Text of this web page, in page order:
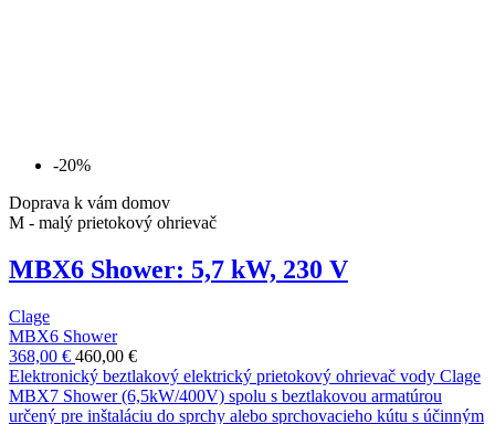
-20%
Doprava k vám domov
M - malý prietokový ohrievač
MBX6 Shower: 5,7 kW, 230 V
Clage
MBX6 Shower
368,00 € 460,00 €
Elektronický beztlakový elektrický prietokový ohrievač vody Clage
MBX7 Shower (6,5kW/400V) spolu s beztlakovou armatúrou
určený pre inštaláciu do sprchy alebo sprchovacieho kútu s účinným